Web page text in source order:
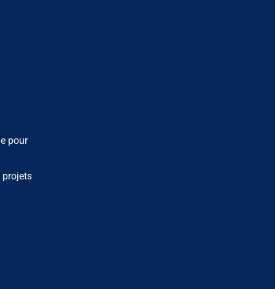
pour
projets